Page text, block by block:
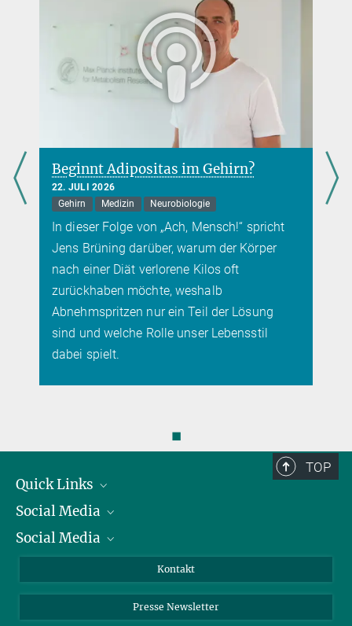
Beginnt Adipositas im Gehirn?
22. JULI 2026
Gehirn
Medizin Neurobiologie
In dieser Folge von „Ach, Mensch!“ spricht
Jens Brüning darüber, warum der Körper
nach einer Diät verlorene Kilos oft
zurückhaben möchte, weshalb
Abnehmspritzen nur ein Teil der Lösung
sind und welche Rolle unser Lebensstil
dabei spielt.
◼
TOP
Quick Links
Präsident
Zahlen und Fakten
Social Media
Bluesky
TikTok
Social Media
Instagram
YouTube
Kontakt
Presse Newsletter